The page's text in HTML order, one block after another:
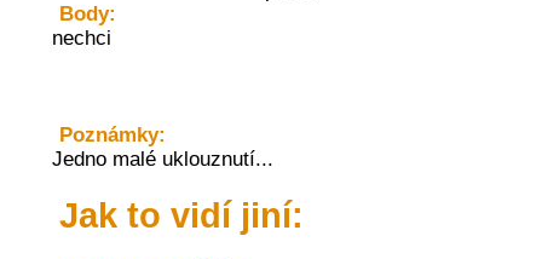
Body:
nechci
Poznámky:
Jedno malé uklouznutí...
Jak to vidí jiní: